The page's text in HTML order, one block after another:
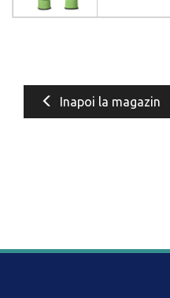
Inapoi la magazin